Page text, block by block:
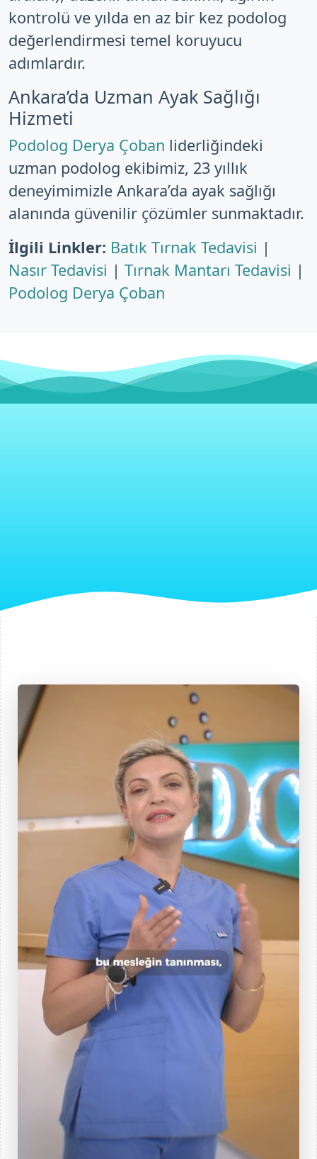
kontrolü ve yılda en az bir kez podolog
değerlendirmesi temel koruyucu
adımlardır.
Ankara’da Uzman Ayak Sağlığı
Hizmeti
Podolog Derya Çoban liderliğindeki
uzman podolog ekibimiz, 23 yıllık
deneyimimizle Ankara’da ayak sağlığı
alanında güvenilir çözümler sunmaktadır.
İlgili Linkler: Batık Tırnak Tedavisi |
Nasır Tedavisi | Tırnak Mantarı Tedavisi |
Podolog Derya Çoban